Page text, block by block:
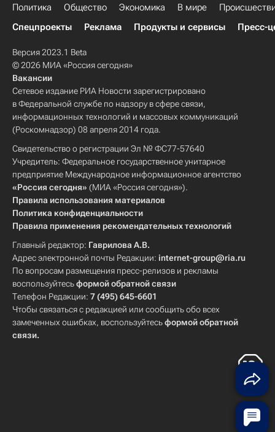
Политика Общество Экономика В мире
Спецпроекты
Реклама Продукты и сервисы Пресс-
Версия 2023.1 Beta
© 2026 МИА «Россия сегодня»
Вакансии
Сетевое издание РИА Новости зарегистрировано
в Федеральной службе по надзору в сфере связи,
информационных технологий и массовых коммуникаций
(Роскомнадзор) 08 апреля 2014 года.
Свидетельство о регистрации Эл № ФС77-57640
Учредитель: Федеральное государственное унитарное
предприятие Международное информационное агентство
«Россия сегодня» (МИА «Россия сегодня»).
Правила использования материалов
Политика конфиденциальности
Правила применения рекомендательных технологий
Главный редактор: Гаврилова А.В.
Адрес электронной почты Редакции: internet-group@ria.ru
По вопросам размещения пресс-релизов и рекламы
воспользуйтесьформой обратной связи
Телефон Редакции: 7 (495) 645-6601
Чтобы связаться с редакцией или сообщить обо всех
замеченных ошибках, воспользуйтесьформой обратной
связи.